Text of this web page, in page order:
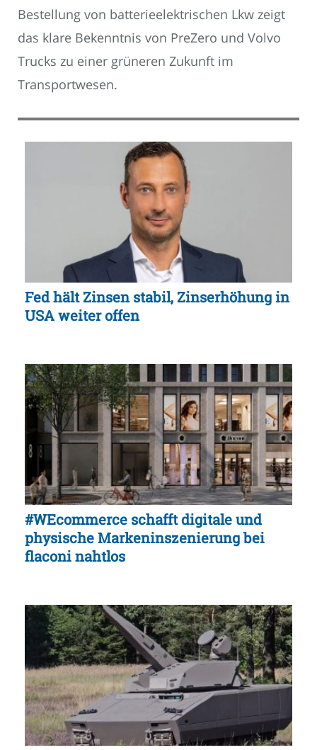
Bestellung von batterieelektrischen Lkw zeigt
das klare Bekenntnis von PreZero und Volvo
Trucks zu einer grüneren Zukunft im
Transportwesen.
Fed hält Zinsen stabil, Zinserhöhung in
USA weiter offen
#WEcommerce schafft digitale und
physische Markeninszenierung bei
flaconi nahtlos